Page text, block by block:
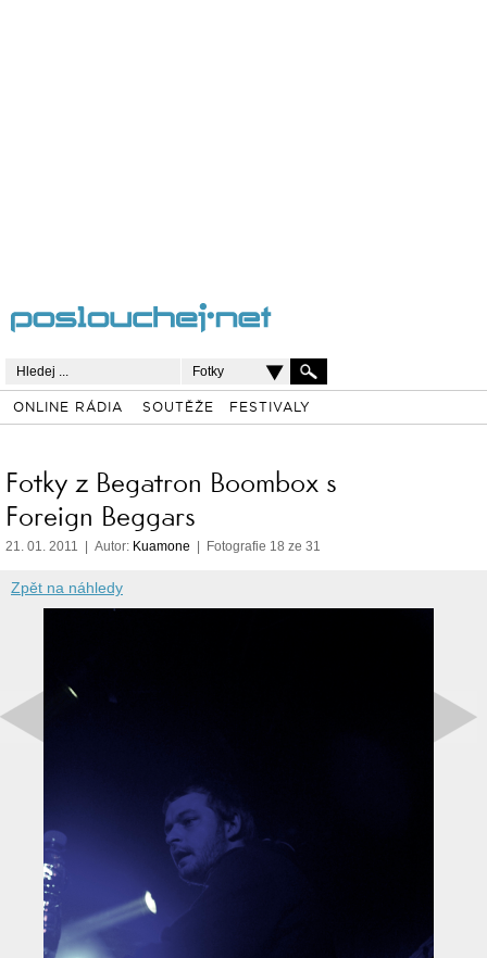
Fotky
ONLINE RÁDIA SOUTĚŽE FESTIVALY
Fotky z Begatron Boombox s
Foreign Beggars
21. 01. 2011 | Autor: Kuamone | Fotografie 18 ze 31
Zpět na náhledy